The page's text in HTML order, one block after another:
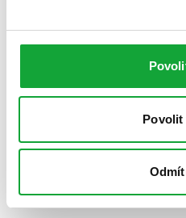
Povolit